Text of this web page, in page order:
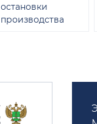
остановки
производства